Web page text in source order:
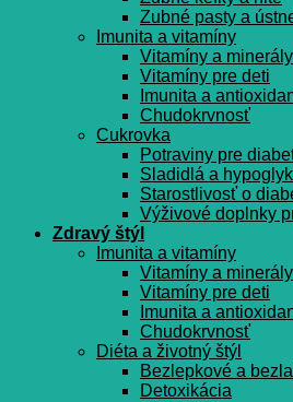
Zubné pasty a
Imunita a vitamíny
Vitamíny a minerály
Vitamíny pre deti
Imunita a
Chudokrvnosť
Cukrovka
Potraviny pre
Sladidlá a
Starostlivosť o
Výživové doplnky
Zdravý štýl
Imunita a vitamíny
Vitamíny a minerály
Vitamíny pre deti
Imunita a
Chudokrvnosť
Diéta a životný štýl
Bezlepkové a
Detoxikácia